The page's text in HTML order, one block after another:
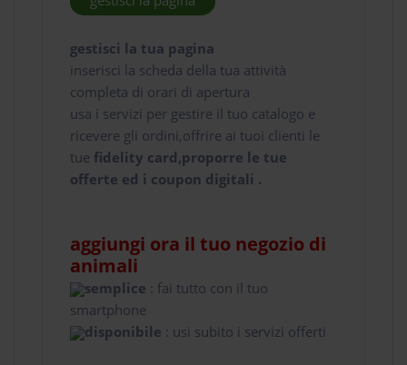
gestisci la tua pagina
inserisci la scheda della tua attività
completa di orari di apertura
usa i servizi per gestire il tuo catalogo e
ricevere gli ordini,offrire ai tuoi clienti le
tue fidelity card,proporre le tue
offerte ed i coupon digitali .
aggiungi ora il tuo negozio di
animali
semplice : fai tutto con il tuo
smartphone
disponibile : usi subito i servizi offerti